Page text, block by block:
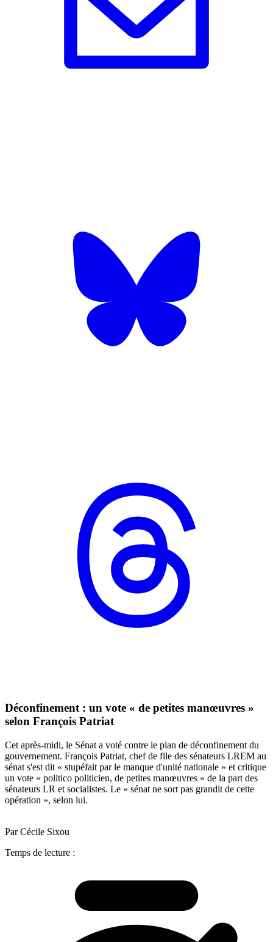
Déconfinement : un vote « de petites manœuvres »
selon François Patriat
Cet après-midi, le Sénat a voté contre le plan de déconfinement du
gouvernement. François Patriat, chef de file des sénateurs LREM au
sénat s'est dit « stupéfait par le manque d'unité nationale » et critique
un vote « politico politicien, de petites manœuvres » de la part des
sénateurs LR et socialistes. Le « sénat ne sort pas grandit de cette
opération », selon lui.
Par Cécile Sixou
Temps de lecture :